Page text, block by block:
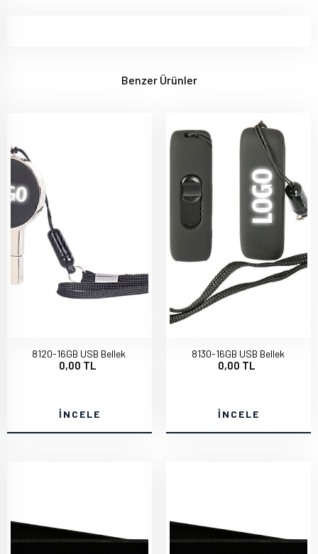
Benzer Ürünler
8120-16GB USB Bellek
0,00 TL
İNCELE
8130-16GB USB Bellek
0,00 TL
İNCELE